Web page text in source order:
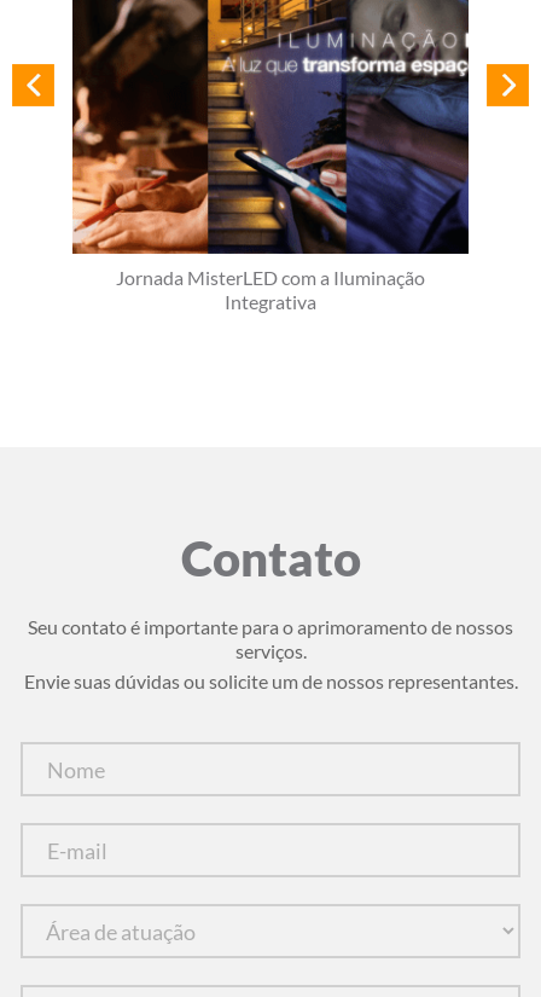
Jornada MisterLED com a Iluminação
Integrativa
Contato
Seu contato é importante para o aprimoramento de nossos
serviços.
Envie suas dúvidas ou solicite um de nossos representantes.